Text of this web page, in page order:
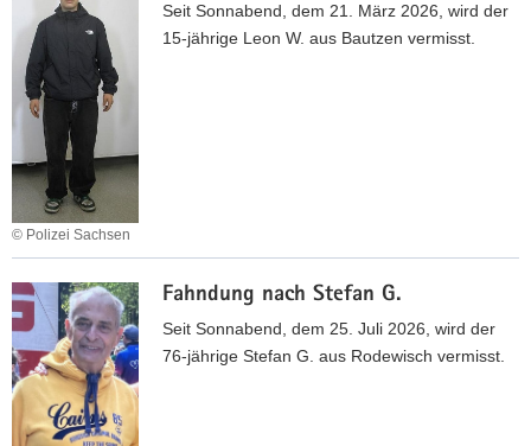
i
K
A
N
N
A
N
E
M
A
U
F
R
U
F
-
E
r
i
t
l
u
n
© Polizei Sachsen
Seit Sonnabend, dem 21. März 2026, wird der
15-jährige Leon W. aus Bautzen vermisst.
a
n
d
u
n
Fahndung nach Stefan G.
Seit Sonnabend, dem 25. Juli 2026, wird der
76-jährige Stefan G. aus Rodewisch vermisst.